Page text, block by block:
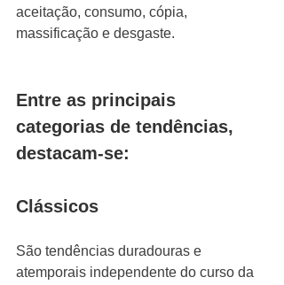
aceitação, consumo, cópia,
massificação e desgaste.
Entre as principais
categorias de tendências,
destacam-se:
Clássicos
São tendências duradouras e
atemporais independente do curso da